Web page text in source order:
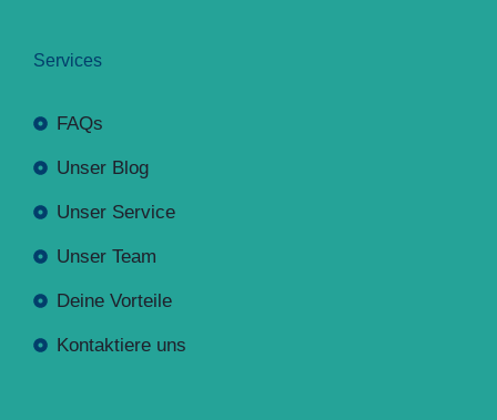
Services
FAQs
Unser Blog
Unser Service
Unser Team
Deine Vorteile
Kontaktiere uns